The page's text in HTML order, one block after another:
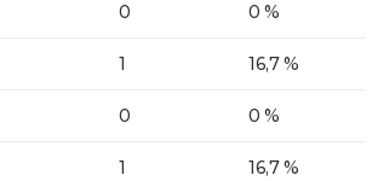
0 0 %
1 16,7 %
0 0 %
1 16,7 %